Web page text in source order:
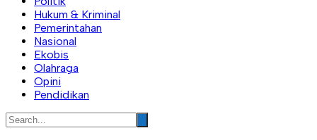
Hukum & Kriminal
Pemerintahan
Nasional
Ekobis
Olahraga
Opini
Pendidikan